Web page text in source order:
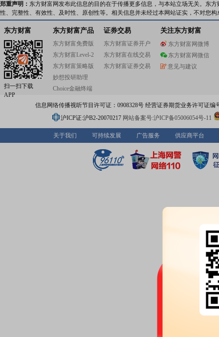
2026年07月03日因“日
虎榜信息
2026-07-02
2026年07月02日披
调研
2026-07-01
《
2026年06月30日因“连
20%的证券”披露龙虎榜信息
于2026-06-29召开
郑重声明： 东方财富网发布此信息的目的在于传播更多信息，与本站立场无关。东
性、完整性、有效性、及时性、原创性等。相关信息并未经过本网站证实，不对您
东方财富
扫一扫下载
APP
东方财富产品
东方财富免费版
东方财富Level-2
东方财富策略版
妙想投研助理
Choice金融终端
证券交易
东方财富证券开户
东方财富在线交易
东方财富证券交易
关注东方财富
东方财富网微博
东方财富网微信
意见与建议
信息网络传播视听节目许可证：0908328号 经营证券期货业务许可证编
沪ICP证:沪B2-20070217 网站备案号:沪ICP备05006054号-11
关于我们 可持续发展 广告服务 供应商平台